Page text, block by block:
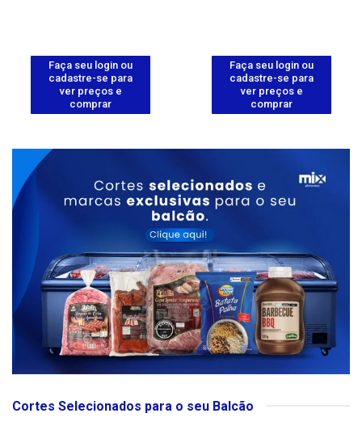
Faça seu login ou
cadastre-se para
ver preços e
comprar
Faça seu login ou
cadastre-se para
ver preços e
comprar
Cortes Selecionados para o seu Balcão